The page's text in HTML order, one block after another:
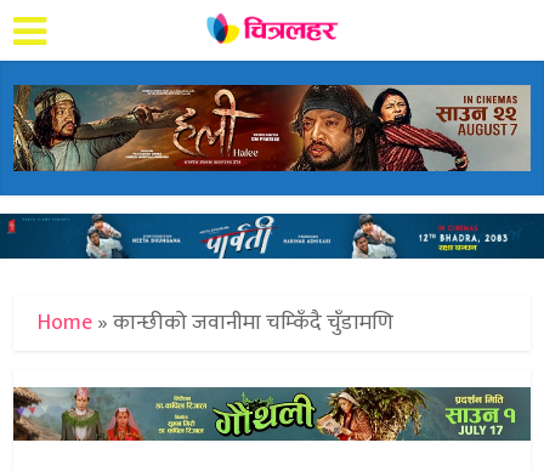
Home»कान्छीको जवानीमा चम्किँदै चुँडामणि